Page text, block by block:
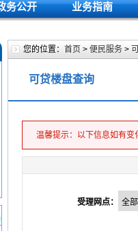
务公开 业务指南
您的位置： 首页 > 便民服务 >
可贷楼盘查询
温馨提示：以下信息如有
受理网点：